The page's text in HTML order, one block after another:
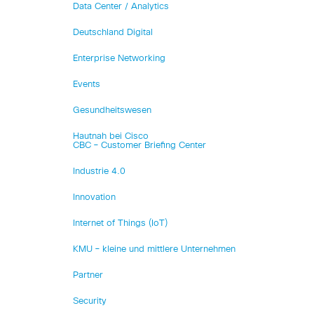
Data Center / Analytics
Deutschland Digital
Enterprise Networking
Events
Gesundheitswesen
Hautnah bei Cisco
CBC – Customer Briefing Center
Industrie 4.0
Innovation
Internet of Things (IoT)
KMU – kleine und mittlere Unternehmen
Partner
Security